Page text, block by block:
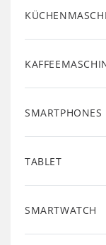
SMARTPHONES
TABLET
SMARTWATCH